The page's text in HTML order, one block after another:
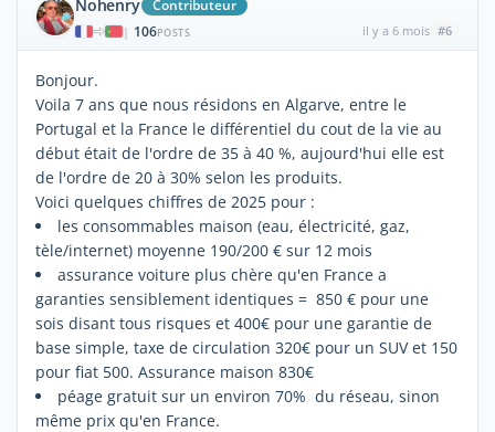
Nohenry Contributeur
| 106POSTS il y a 6 mois #6
Bonjour.
Voila 7 ans que nous résidons en Algarve, entre le
Portugal et la France le différentiel du cout de la vie au
début était de l'ordre de 35 à 40 %, aujourd'hui elle est
de l'ordre de 20 à 30% selon les produits.
Voici quelques chiffres de 2025 pour :
les consommables maison (eau, électricité, gaz,
tèle/internet) moyenne 190/200 € sur 12 mois
assurance voiture plus chère qu'en France a
garanties sensiblement identiques = 850 € pour une
sois disant tous risques et 400€ pour une garantie de
base simple, taxe de circulation 320€ pour un SUV et 150
pour fiat 500. Assurance maison 830€
péage gratuit sur un environ 70% du réseau, sinon
même prix qu'en France.